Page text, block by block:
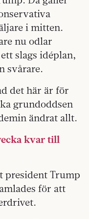
i mitten.
nu odlar
slags idéplan,
svårare.
det här är för
grundoddsen
ändrat allt.
kvar till
president Trump
för att